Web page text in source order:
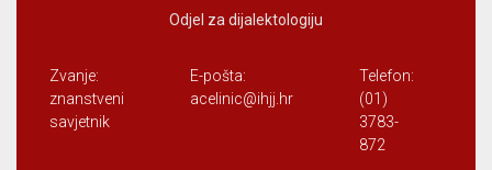
Odjel za dijalektologiju
Zvanje:
znanstveni
savjetnik
E-pošta:
acelinic@ihjj.hr
Telefon:
(01)
3783-
872